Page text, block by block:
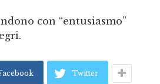
con “entusiasmo”
Twitter